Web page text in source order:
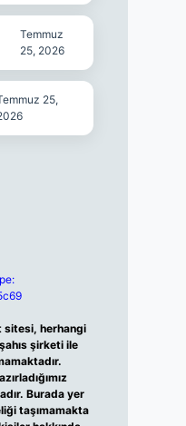
Temmuz
25, 2026
25,
sitesi, herhangi
şirketi ile
Burada yer
taşımamakta